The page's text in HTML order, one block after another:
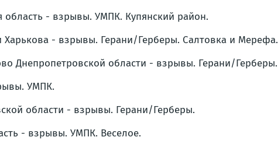
область - взрывы. УМПК. Купянский район.
Харькова - взрывы. Герани/Герберы. Салтовка и Мерефа.
Днепропетровской области - взрывы. Герани/Герберы.
УМПК.
области - взрывы. Герани/Герберы.
- взрывы. УМПК. Веселое.